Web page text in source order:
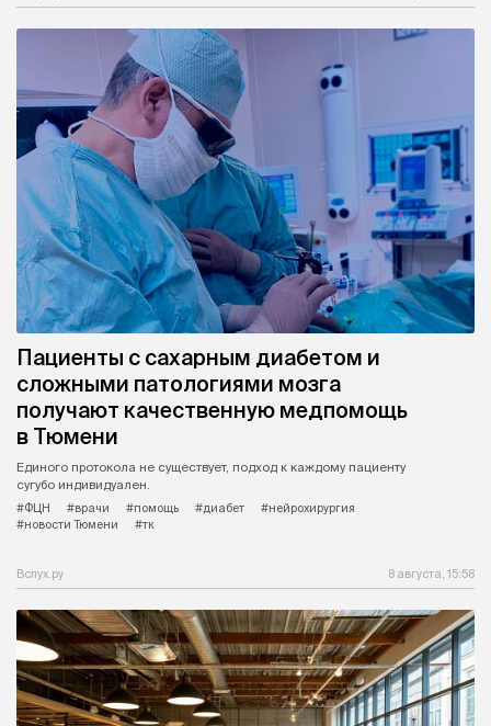
Пациенты с сахарным диабетом и
сложными патологиями мозга
получают качественную медпомощь
в Тюмени
Единого протокола не существует, подход к каждому пациенту
сугубо индивидуален.
#ФЦН
#врачи #помощь #диабет
#нейрохирургия
#новости Тюмени
#тк
Вслух.ру 8 августа, 15:58